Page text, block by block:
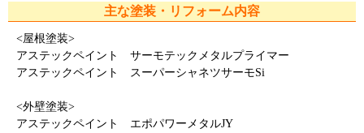
主な塗装・リフォーム内容
<屋根塗装>
アステックペイント サーモテックメタルプライマー
アステックペイント スーパーシャネツサーモSi
<外壁塗装>
アステックペイント エポパワーメタルJY